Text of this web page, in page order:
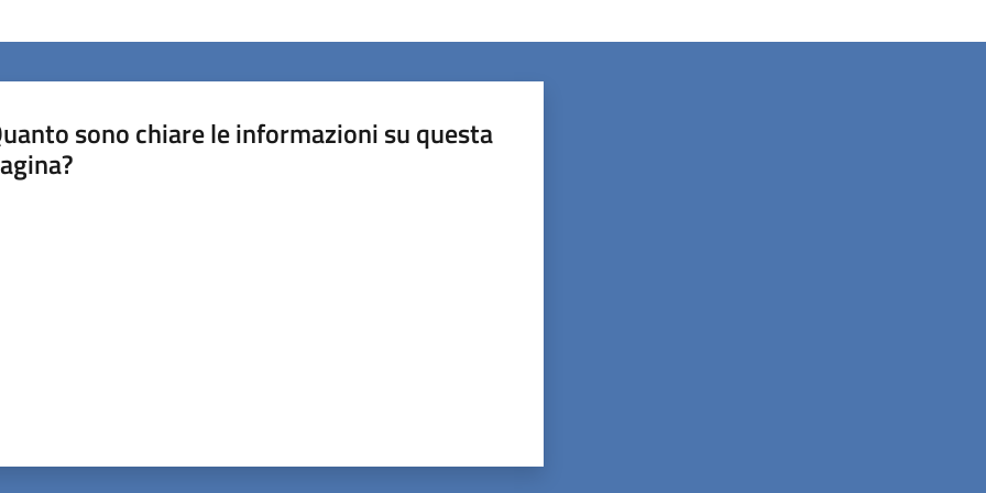
sono chiare le informazioni su questa